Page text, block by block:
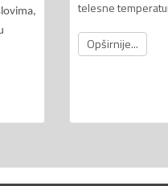
telesne
Opširnije...